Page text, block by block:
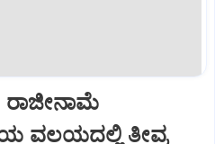
ರಾಜೀನಾಮೆ
ವಲಯದಲ್ಲಿ ತೀವ್ರ